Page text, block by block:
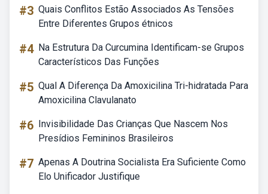
#3 Quais Conflitos Estão Associados As Tensões
Entre Diferentes Grupos étnicos
#4 Na Estrutura Da Curcumina Identificam-se Grupos
Característicos Das Funções
#5 Qual A Diferença Da Amoxicilina Tri-hidratada Para
Amoxicilina Clavulanato
#6 Invisibilidade Das Crianças Que Nascem Nos
Presídios Femininos Brasileiros
#7 Apenas A Doutrina Socialista Era Suficiente Como
Elo Unificador Justifique